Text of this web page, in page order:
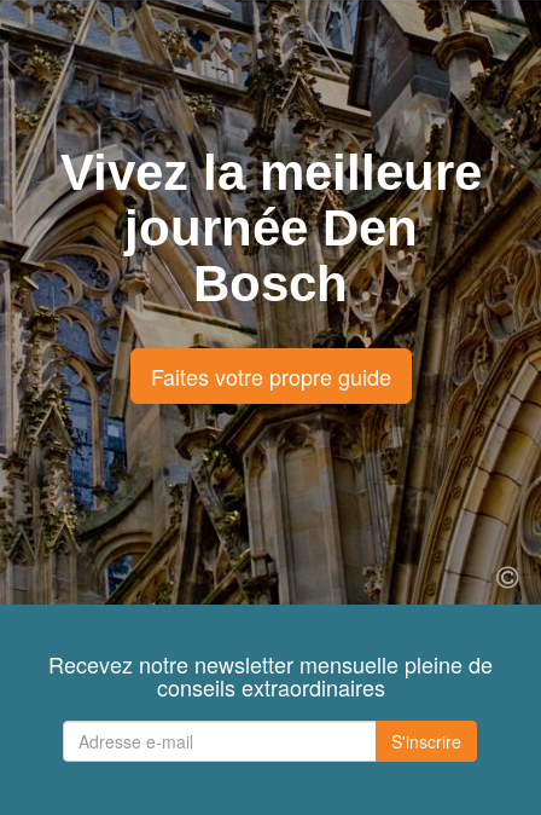
Vivez la meilleure
journée Den
Bosch
Faites votre propre guide
Recevez notre newsletter mensuelle pleine de
conseils extraordinaires
S'inscrire